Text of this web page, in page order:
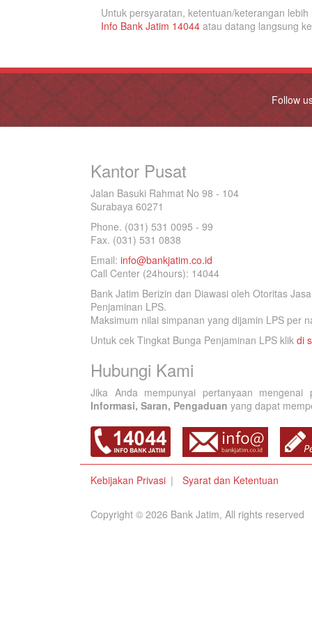
Untuk persyaratan, ketentuan/keterangan
Info Bank Jatim 14044 atau datang langsung
Follow
Kantor Pusat
Jalan Basuki Rahmat No 98 - 104
Surabaya 60271
Phone. (031) 531 0095 - 99
Fax. (031) 531 0838
Email: info@bankjatim.co.id
Call Center (24hours): 14044
Bank Jatim Berizin dan Diawasi oleh Otoritas
Penjaminan LPS.
Maksimum nilai simpanan yang dijamin LPS per
Untuk cek Tingkat Bunga Penjaminan LPS klik di
Hubungi Kami
Jika Anda mempunyai pertanyaan
Informasi, Saran, Pengaduan yang dapat
Kebijakan Privasi Syarat dan Ketentuan
Copyright © 2026 Bank Jatim, All rights reserved